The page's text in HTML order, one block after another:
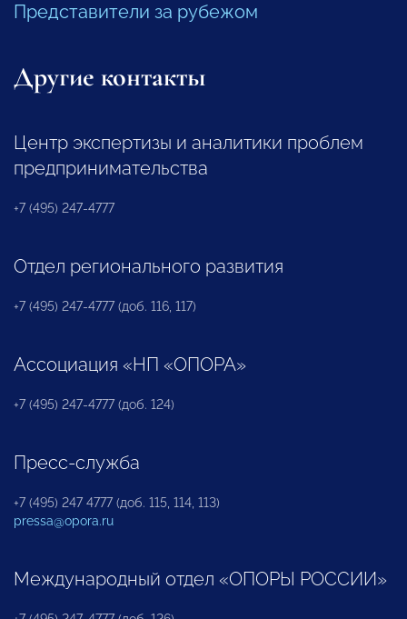
Представители за рубежом
Другие контакты
Центр экспертизы и аналитики проблем
предпринимательства
+7 (495) 247-4777
Отдел регионального развития
+7 (495) 247-4777 (доб. 116, 117)
Ассоциация «НП «ОПОРА»
+7 (495) 247-4777 (доб. 124)
Пресс-служба
+7 (495) 247 4777 (доб. 115, 114, 113)
pressa@opora.ru
Международный отдел «ОПОРЫ РОССИИ»